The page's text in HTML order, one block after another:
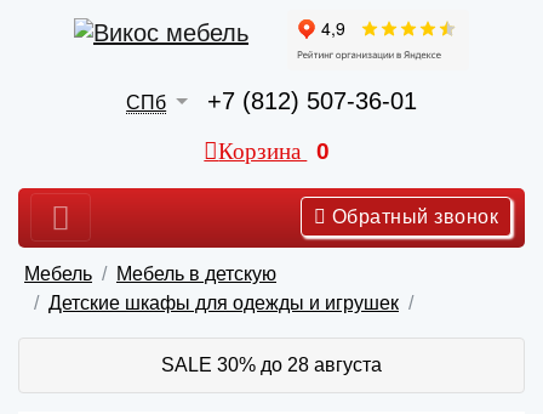
СПб +7 (812) 507-36-01
Корзина 0
Обратный звонок
Мебель
Мебель в детскую
Детские шкафы для одежды и игрушек
SALE 30% до 28 августа